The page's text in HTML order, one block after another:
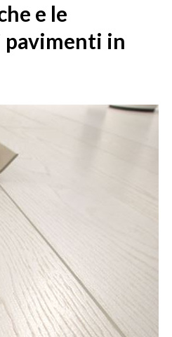
e le
pavimenti in